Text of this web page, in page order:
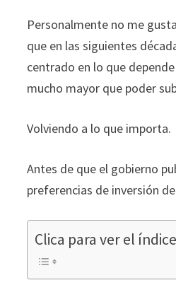
Personalmente no me
que en las siguientes
centrado en lo que
mucho mayor que poder
Volviendo a lo que importa.
Antes de que el gobierno
preferencias de inversión
Clica para ver el
Marketing
Al compartir tus
intereses y
mientras visitas
posibilidad de
ver contenido y
personalizados.